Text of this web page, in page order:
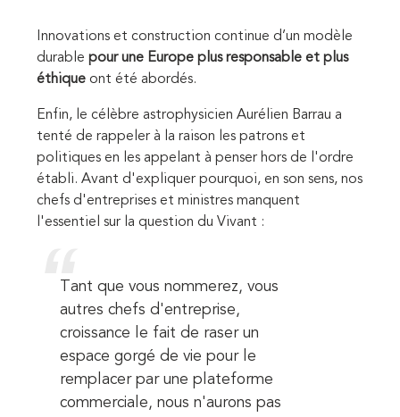
Innovations et construction continue d’un modèle
durable pour une Europe plus responsable et plus
éthique ont été abordés.
Enfin, le célèbre astrophysicien Aurélien Barrau a
tenté de rappeler à la raison les patrons et
politiques en les appelant à penser hors de l'ordre
établi. Avant d'expliquer pourquoi, en son sens, nos
chefs d'entreprises et ministres manquent
l'essentiel sur la question du Vivant :
Tant que vous nommerez, vous
autres chefs d'entreprise,
croissance le fait de raser un
espace gorgé de vie pour le
remplacer par une plateforme
commerciale, nous n'aurons pas